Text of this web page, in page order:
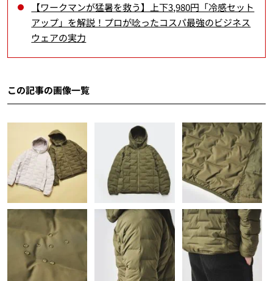
【ワークマンが猛暑を救う】上下3,980円「冷感セット
アップ」を解説！プロが唸ったコスパ最強のビジネス
ウェアの実力
この記事の画像一覧